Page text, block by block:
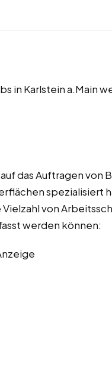
in Karlstein a.Main
das Auftragen von
spezialisiert
von
werden können: